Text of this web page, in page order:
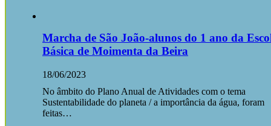
Marcha de São João-alunos do 1 ano da
Básica de Moimenta da Beira
18/06/2023
No âmbito do Plano Anual de Atividades com o tema
Sustentabilidade do planeta / a importância da água, foram
feitas…